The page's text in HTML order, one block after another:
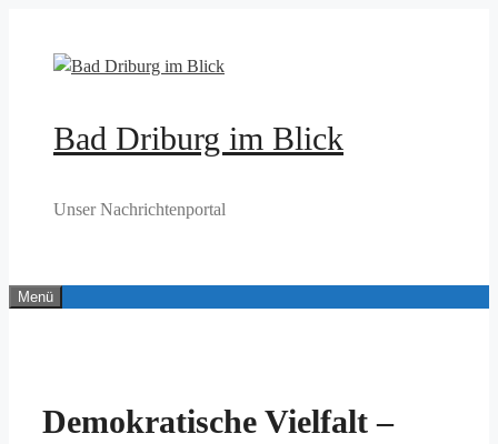
springen
Bad Driburg im Blick
Unser Nachrichtenportal
Menü
Demokratische Vielfalt –